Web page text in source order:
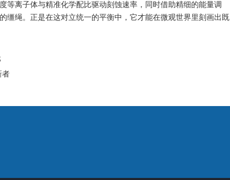
等离子体与精准化学配比驱动刻蚀速率，同时借助精细的能量调
缰绳。正是在这对立统一的平衡中，它才能在微观世界里刻画出既
者